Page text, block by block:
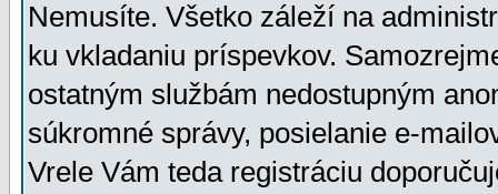
Nemusíte. Všetko záleží na
ku vkladaniu príspevkov.
ostatným službám nedostupným
súkromné správy, posielanie e-
Vrele Vám teda registráciu